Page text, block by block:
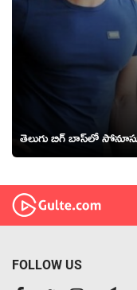
తెలుగు బిగ్ బాస్‌లో
FOLLOW US